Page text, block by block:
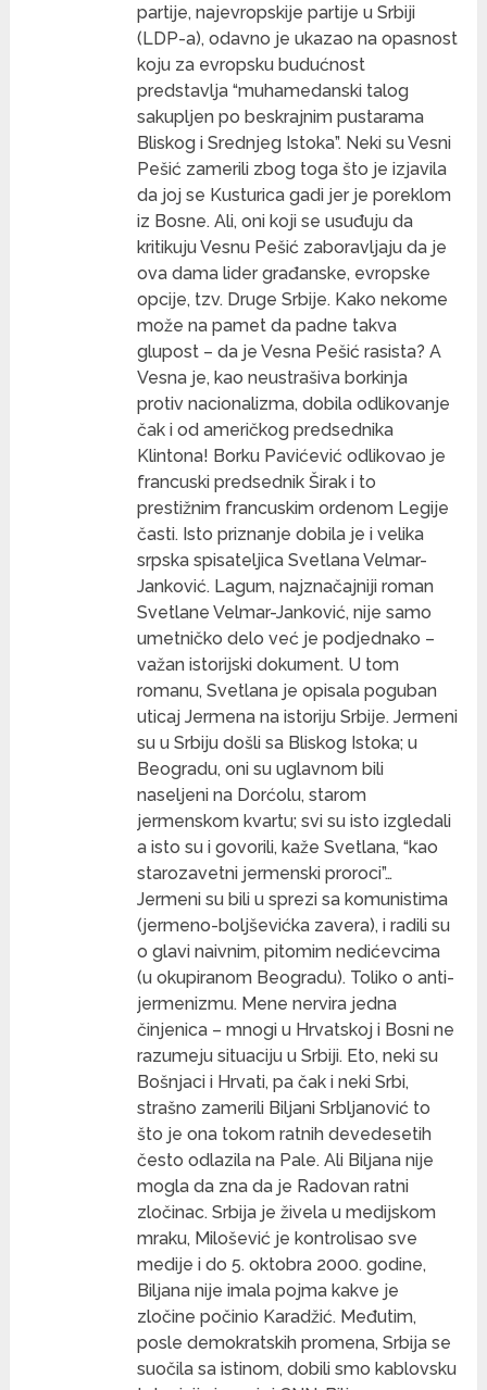
partije, najevropskije partije u Srbiji
(LDP-a), odavno je ukazao na opasnost
koju za evropsku budućnost
predstavlja “muhamedanski talog
sakupljen po beskrajnim pustarama
Bliskog i Srednjeg Istoka”. Neki su Vesni
Pešić zamerili zbog toga što je izjavila
da joj se Kusturica gadi jer je poreklom
iz Bosne. Ali, oni koji se usuđuju da
kritikuju Vesnu Pešić zaboravljaju da je
ova dama lider građanske, evropske
opcije, tzv. Druge Srbije. Kako nekome
može na pamet da padne takva
glupost – da je Vesna Pešić rasista? A
Vesna je, kao neustrašiva borkinja
protiv nacionalizma, dobila odlikovanje
čak i od američkog predsednika
Klintona! Borku Pavićević odlikovao je
francuski predsednik Širak i to
prestižnim francuskim ordenom Legije
časti. Isto priznanje dobila je i velika
srpska spisateljica Svetlana Velmar-
Janković. Lagum, najznačajniji roman
Svetlane Velmar-Janković, nije samo
umetničko delo već je podjednako –
važan istorijski dokument. U tom
romanu, Svetlana je opisala poguban
uticaj Jermena na istoriju Srbije. Jermeni
su u Srbiju došli sa Bliskog Istoka; u
Beogradu, oni su uglavnom bili
naseljeni na Dorćolu, starom
jermenskom kvartu; svi su isto izgledali
a isto su i govorili, kaže Svetlana, “kao
starozavetni jermenski proroci”…
Jermeni su bili u sprezi sa komunistima
(jermeno-boljševićka zavera), i radili su
o glavi naivnim, pitomim nedićevcima
(u okupiranom Beogradu). Toliko o anti-
jermenizmu. Mene nervira jedna
činjenica – mnogi u Hrvatskoj i Bosni ne
razumeju situaciju u Srbiji. Eto, neki su
Bošnjaci i Hrvati, pa čak i neki Srbi,
strašno zamerili Biljani Srbljanović to
što je ona tokom ratnih devedesetih
često odlazila na Pale. Ali Biljana nije
mogla da zna da je Radovan ratni
zločinac. Srbija je živela u medijskom
mraku, Milošević je kontrolisao sve
medije i do 5. oktobra 2000. godine,
Biljana nije imala pojma kakve je
zločine počinio Karadžić. Međutim,
posle demokratskih promena, Srbija se
suočila sa istinom, dobili smo kablovsku